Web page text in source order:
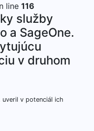
line 116
služby
a SageOne.
v druhom
v potenciál ich